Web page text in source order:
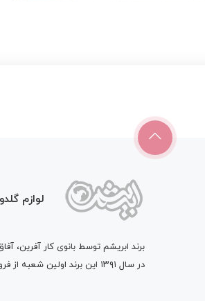
لوازم
در سال ۱۳۹۱ این برند اولین شعبه از فروشگاه لوازم گلسازی و زیورآلات خود را افتتاح کرد.